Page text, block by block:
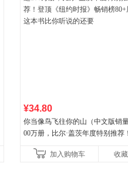
¥34.80
你当像鸟飞往你的山（中文版销
00万册，比尔·盖茨年度特别推荐
比你听说的还要
加入购物车 收藏